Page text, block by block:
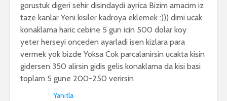
gorustuk digeri sehir disindaydi ayrica Bizim amacim iz
taze kanlar Yeni kisiler kadroya eklemek :))) dimi ucak
konaklama haric cebine 5 gun icin 500 dolar koy
yeter herseyi onceden ayarladi isen kizlara para
vermek yok bizde Yoksa Cok parcalanirsin ucakta kisin
gidersen 350 alirsin gidis gelis konaklama da kisi basi
toplam 5 gune 200-250 verirsin
Yanıtla